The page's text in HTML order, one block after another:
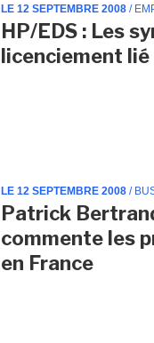
LE 12 SEPTEMBRE 2008 /
HP/EDS : Les
licenciement
LE 12 SEPTEMBRE 2008 /
Patrick
commente les
en France